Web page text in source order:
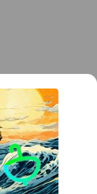
происходит в
года №152-ФЗ
определенных
с сайта без
на сайте, не